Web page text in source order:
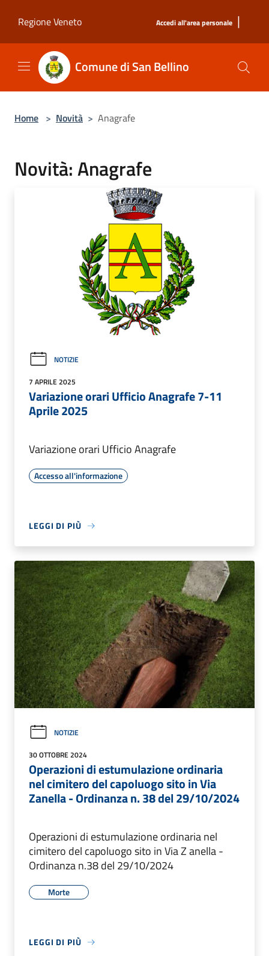
Regione Veneto
Accedi all'area personale |
Comune di San Bellino
Home > Novità > Anagrafe
Novità: Anagrafe
NOTIZIE
7 APRILE 2025
Variazione orari Ufficio Anagrafe 7-11
Aprile 2025
Variazione orari Ufficio Anagrafe
Accesso all'informazione
LEGGI DI PIÙ
NOTIZIE
30 OTTOBRE 2024
Operazioni di estumulazione ordinaria
nel cimitero del capoluogo sito in Via
Zanella - Ordinanza n. 38 del 29/10/2024
Operazioni di estumulazione ordinaria nel
cimitero del capoluogo sito in Via Z anella -
Ordinanza n.38 del 29/10/2024
Morte
LEGGI DI PIÙ